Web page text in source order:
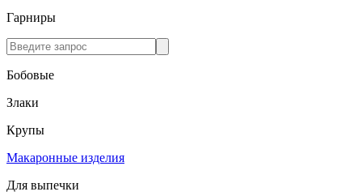
Гарниры
Бобовые
Злаки
Крупы
Макаронные изделия
Для выпечки